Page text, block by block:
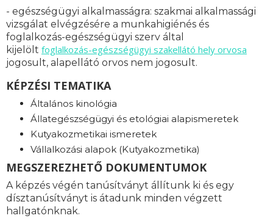
- egészségügyi alkalmasságra: szakmai alkalmassági
vizsgálat elvégzésére a munkahigiénés és
foglalkozás-egészségügyi szerv által
kijelölt foglalkozás-egészségügyi szakellátó hely orvosa
jogosult, alapellátó orvos nem jogosult.
KÉPZÉSI TEMATIKA
Általános kinológia
Állategészségügyi és etológiai alapismeretek
Kutyakozmetikai ismeretek
Vállalkozási alapok (Kutyakozmetika)
MEGSZEREZHETŐ DOKUMENTUMOK
A képzés végén tanúsítványt állítunk ki és egy
dísztanúsítványt is átadunk minden végzett
hallgatónknak.